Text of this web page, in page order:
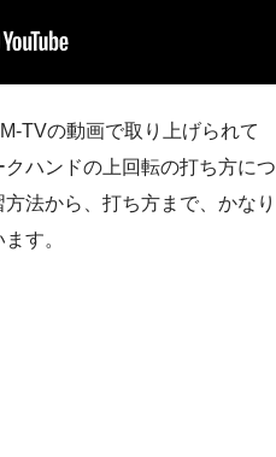
TVの動画で取り上げられて
ハンドの上回転の打ち方につ
法から、打ち方まで、かなり
す。